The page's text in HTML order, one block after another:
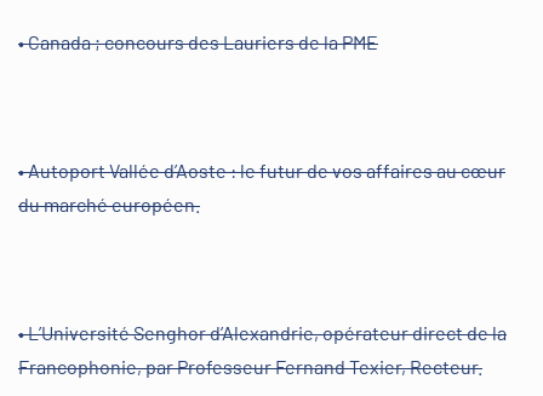
• Canada ; concours des Lauriers de la PME
• Autoport Vallée d’Aoste : le futur de vos affaires au cœur
du marché européen.
• L’Université Senghor d’Alexandrie, opérateur direct de la
Francophonie, par Professeur Fernand Texier, Recteur.